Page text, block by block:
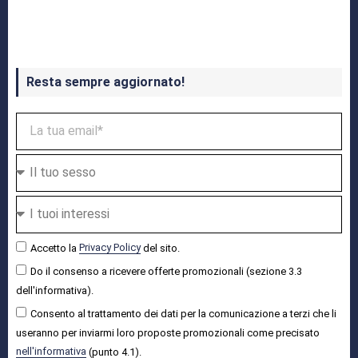
Resta sempre aggiornato!
Accetto la Privacy Policydel sito.
Do il consenso a ricevere offerte promozionali (sezione 3.3
dell'informativa).
Consento al trattamento dei dati per la comunicazione a terzi che li
useranno per inviarmi loro proposte promozionali come precisato
nell'informativa (punto 4.1).